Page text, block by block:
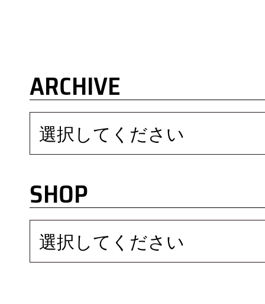
ARCHIVE
選択してください
SHOP
選択してください